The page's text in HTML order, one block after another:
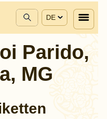
DE
Parido,
MG